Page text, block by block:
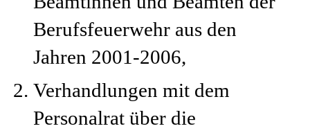
Berufsfeuerwehr aus den
Jahren 2001-2006,
Verhandlungen mit dem
Personalrat über die